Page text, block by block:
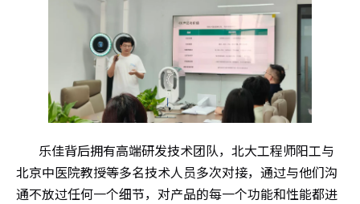
乐佳背后拥有高端研发技术团队，北大工程师阳工与
北京中医院教授等多名技术人员多次对接，通过与他们沟
通不放过任何一个细节，对产品的每一个功能和性能都进